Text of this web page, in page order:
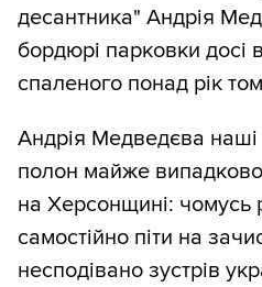
десантника" Андрія
бордюрі парковки досі
спаленого понад рік
Андрія Медведєва наші
полон майже
на Херсонщині: чомусь
самостійно піти на
несподівано зустрів